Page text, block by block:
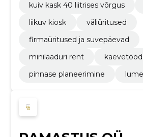
kuiv kask 40 liitrises võrgus
liikuv kiosk
väliüritused
firmaüritused ja suvepäevad
minilaaduri rent
kaevetööd
pinnase planeerimine